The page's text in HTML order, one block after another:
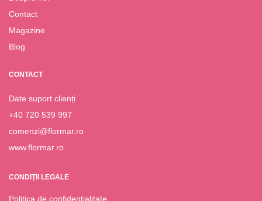
Contact
Magazine
Blog
CONTACT
Date suport clienți
+40 720 539 997
comenzi@flormar.ro
www.flormar.ro
CONDIȚII LEGALE
Politica de confidențialitate